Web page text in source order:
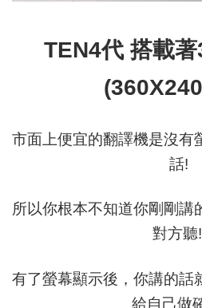
TEN4代 搭載
市面上便宜的翻譯機是沒有
話!
所以你根本不知道你剛剛講
對方聽
有了螢幕顯示後，你講的話
給自己做